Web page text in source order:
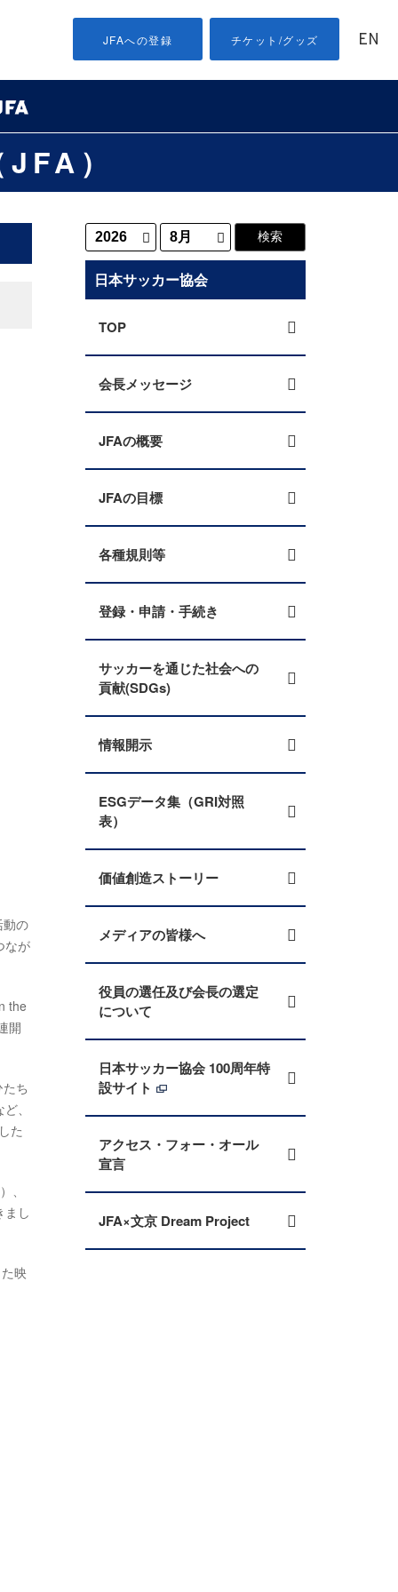
JFAへの登録 チケット/グッズ EN
）
動の
なが
the
開
ち
、
た
、
まし
映
日本サッカー協会
TOP
会長メッセージ
JFAの概要
JFAの目標
各種規則等
登録・申請・手続き
サッカーを通じた社会への
貢献(SDGs)
情報開示
ESGデータ集（GRI対照
表）
価値創造ストーリー
メディアの皆様へ
役員の選任及び会長の選定
について
日本サッカー協会 100周年特
設サイト
アクセス・フォー・オール
宣言
JFA×文京 Dream Project